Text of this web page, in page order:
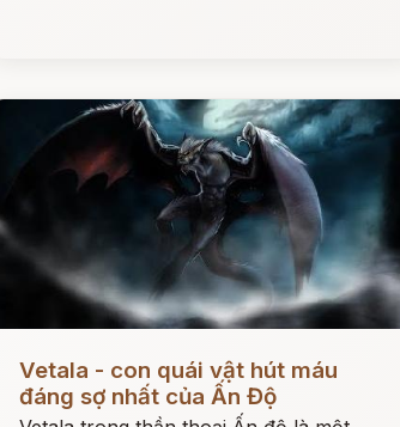
Vetala - con quái vật hút máu
đáng sợ nhất của Ấn Độ